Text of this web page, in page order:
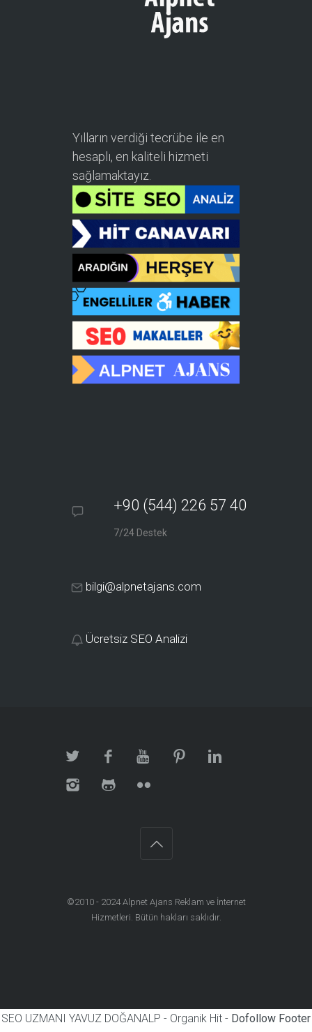
Yılların verdiği tecrübe ile en
hesaplı, en kaliteli hizmeti
sağlamaktayız.
+90 (544) 226 57 40
7/24 Destek
bilgi@alpnetajans.com
Ücretsiz SEO Analizi
©2010 - 2024Alpnet Ajans Reklam ve İnternet
Hizmetleri . Bütün hakları saklıdır.
SEO UZMANI YAVUZ DOĞANALP - Organik Hit - Dofollow Footer